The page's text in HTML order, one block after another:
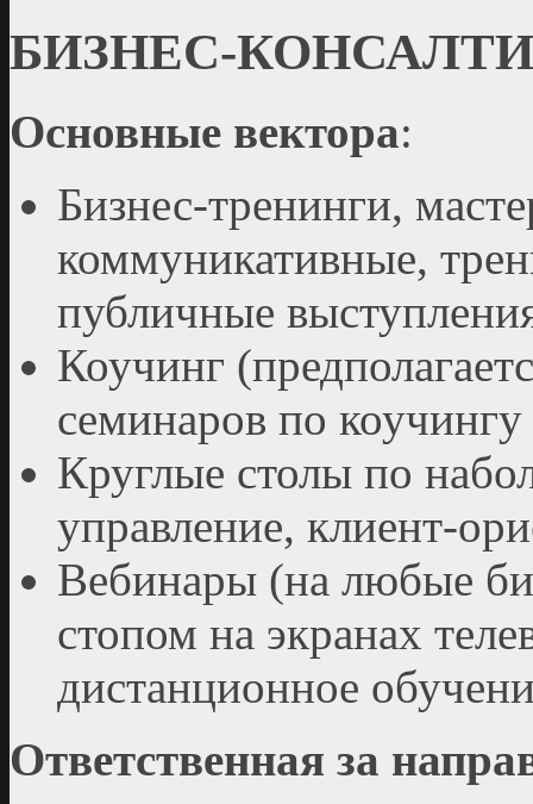
БИЗНЕС-
Основные вектора:
Бизнес-тренинги,
коммуникативные,
публичные
Коучинг
семинаров по
Круглые столы по
управление, клиент-
Вебинары (на любые
стопом на экранах
дистанционное
Ответственная за